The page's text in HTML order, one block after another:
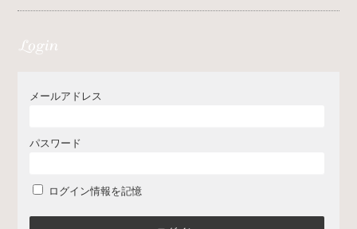
メールアドレス
パスワード
ログイン情報を記憶